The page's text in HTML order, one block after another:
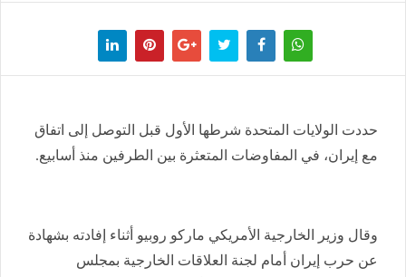
حددت الولايات المتحدة شرطها الأول قبل التوصل إلى اتفاق
مع إيران، في المفاوضات المتعثرة بين الطرفين منذ أسابيع.
وقال وزير الخارجية الأمريكي ماركو روبيو أثناء إفادته بشهادة
عن حرب إيران أمام لجنة العلاقات الخارجية بمجلس